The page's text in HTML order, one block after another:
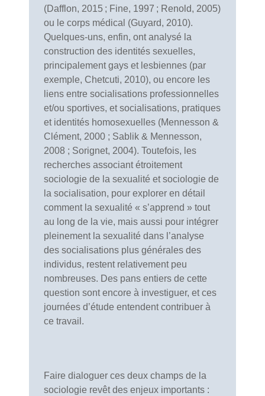
(Dafflon, 2015 ; Fine, 1997 ; Renold, 2005)
ou le corps médical (Guyard, 2010).
Quelques-uns, enfin, ont analysé la
construction des identités sexuelles,
principalement gays et lesbiennes (par
exemple, Chetcuti, 2010), ou encore les
liens entre socialisations professionnelles
et/ou sportives, et socialisations, pratiques
et identités homosexuelles (Mennesson &
Clément, 2000 ; Sablik & Mennesson,
2008 ; Sorignet, 2004). Toutefois, les
recherches associant étroitement
sociologie de la sexualité et sociologie de
la socialisation, pour explorer en détail
comment la sexualité « s’apprend » tout
au long de la vie, mais aussi pour intégrer
pleinement la sexualité dans l’analyse
des socialisations plus générales des
individus, restent relativement peu
nombreuses. Des pans entiers de cette
question sont encore à investiguer, et ces
journées d’étude entendent contribuer à
ce travail.
Faire dialoguer ces deux champs de la
sociologie revêt des enjeux importants :